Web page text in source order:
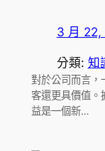
3 月 22,
分類: 知
對於公司而言，
客還更具價值。
益是一個新…